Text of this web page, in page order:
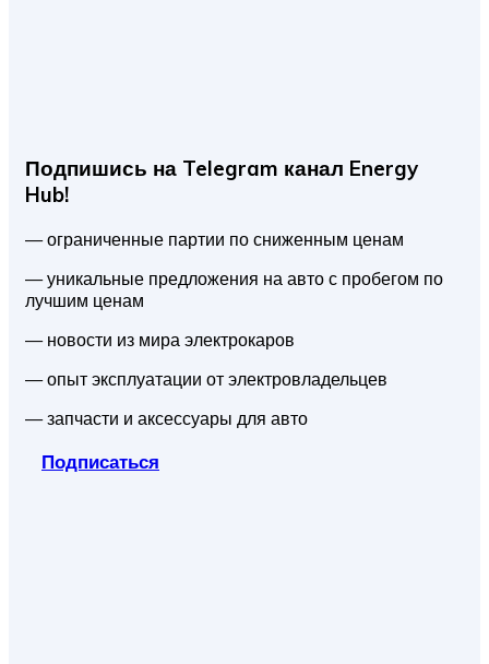
Подпишись на Telegram канал Energy
Hub!
— ограниченные партии по сниженным ценам
— уникальные предложения на авто с пробегом по
лучшим ценам
— новости из мира электрокаров
— опыт эксплуатации от электровладельцев
— запчасти и аксессуары для авто
Подписаться